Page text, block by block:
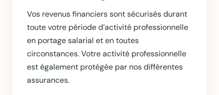
Vos revenus financiers sont sécurisés durant
toute votre période d’activité professionnelle
en portage salarial et en toutes
circonstances. Votre activité professionnelle
est également protégée par nos différentes
assurances.